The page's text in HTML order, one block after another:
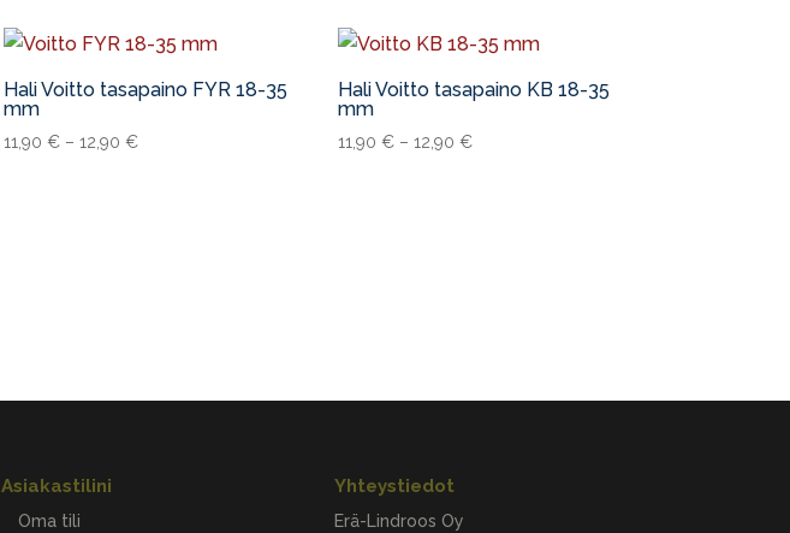
Hali Voitto tasapaino FYR 18-35
mm
11,90€ –12,90€
Hali Voitto tasapaino KB 18-35
mm
11,90€ –12,90€
Asiakastilini
Oma tili
Yhteystiedot
Erä-Lindroos Oy